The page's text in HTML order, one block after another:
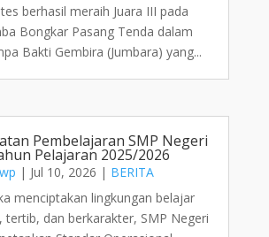
berhasil meraih Juara III pada
Bongkar Pasang Tenda dalam
Bakti Gembira (Jumbara) yang...
Pembelajaran SMP Negeri
Pelajaran 2025/2026
| Jul 10, 2026 | BERITA
menciptakan lingkungan belajar
tertib, dan berkarakter, SMP Negeri